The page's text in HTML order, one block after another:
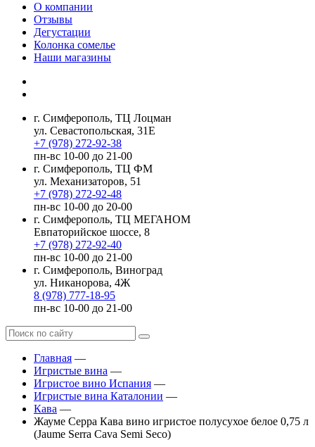
О компании
Отзывы
Дегустации
Колонка сомелье
Наши магазины
г. Симферополь, ТЦ Лоцман
ул. Севастопольская, 31Е
+7 (978) 272-92-38
пн-вс 10-00 до 21-00
г. Симферополь, ТЦ ФМ
ул. Механизаторов, 51
+7 (978) 272-92-48
пн-вс 10-00 до 20-00
г. Симферополь, ТЦ МЕГАНОМ
Евпаторийское шоссе, 8
+7 (978) 272-92-40
пн-вс 10-00 до 21-00
г. Симферополь, Виноград
ул. Никанорова, 4Ж
8 (978) 777-18-95
пн-вс 10-00 до 21-00
Главная —
Игристые вина —
Игристое вино Испания —
Игристые вина Каталонии —
Кава —
Жауме Серра Кава вино игристое полусухое белое 0,75 л
(Jaume Serra Cava Semi Seco)